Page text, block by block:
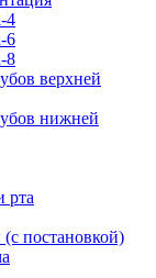
4
6
8
верхней
нижней
рта
постановкой)